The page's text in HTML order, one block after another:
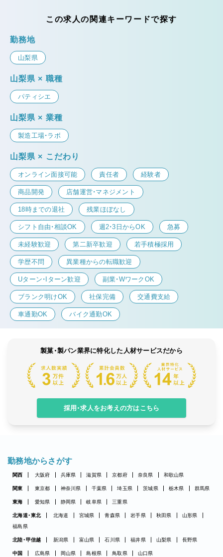
この求人の関連キーワードで探す
勤務地
山梨県
山梨県 × 職種
パティシエ
山梨県 × 業種
製造工場・ラボ
山梨県 × こだわり
オンライン面接可能 責任者 経験者
商品開発 店舗運営・マネジメント
18時までの退社 残業ほぼなし
シフト自由・相談OK 週2・3日からOK 急募
未経験歓迎 第二新卒歓迎 若手積極採用
学歴不問 異業種からの転職歓迎
Uターン・Iターン歓迎 副業・WワークOK
ブランク明けOK 社保完備 交通費支給
車通勤OK バイク通勤OK
製菓・製パン業界に特化した人材サービスだから
採用・求人をお考えの方はこちら
勤務地からさがす
関西 大阪府 兵庫県 滋賀県 京都府 奈良県 和歌山県
関東 東京都 神奈川県 千葉県 埼玉県 茨城県 栃木県 群馬県
東海 愛知県 静岡県 岐阜県 三重県
北海道・東北 北海道 宮城県 青森県 岩手県 秋田県
山形県
福島県
北陸・甲信越 新潟県 富山県 石川県 福井県 山梨県 長野県
中国 広島県 岡山県 島根県 鳥取県 山口県